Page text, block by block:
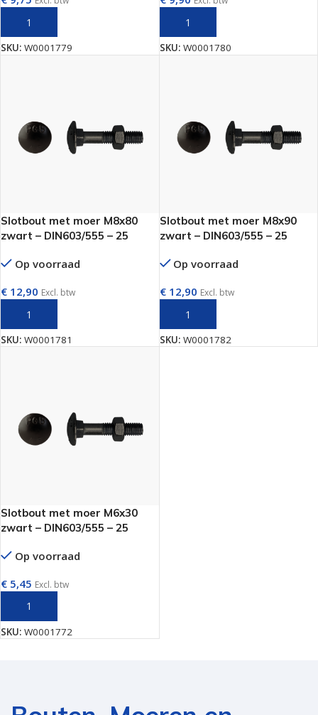
SKU: W0001779 SKU: W0001780
Slotbout met moer M8x80
zwart – DIN603/555 – 25
Op voorraad
€ 12,90 Excl. btw
SKU: W0001781
Slotbout met moer M8x90
zwart – DIN603/555 – 25
Op voorraad
€12,90 Excl. btw
SKU: W0001782
Slotbout met moer M6x30
zwart – DIN603/555 – 25
Op voorraad
€ 5,45 Excl. btw
SKU: W0001772